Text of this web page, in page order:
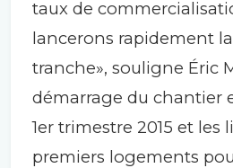
taux de
lancerons rapidement
tranche», souligne Éric
démarrage du chantier
1er trimestre 2015 et les
premiers logements